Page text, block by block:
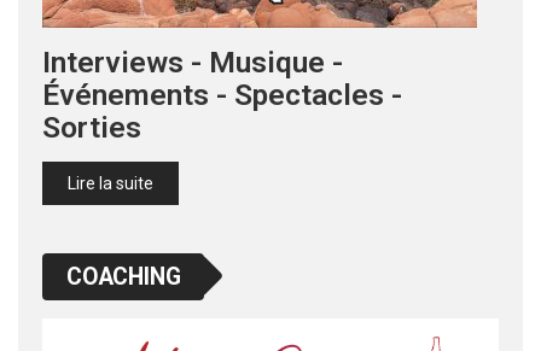
Interviews - Musique -
Événements - Spectacles -
Sorties
Lire la suite
COACHING